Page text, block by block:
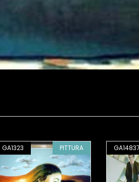
GA1323 PITTURA GA14837